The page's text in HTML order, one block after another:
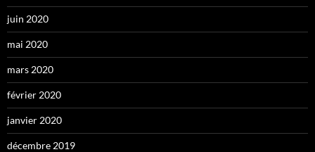
juin 2020
mai 2020
mars 2020
février 2020
janvier 2020
décembre 2019